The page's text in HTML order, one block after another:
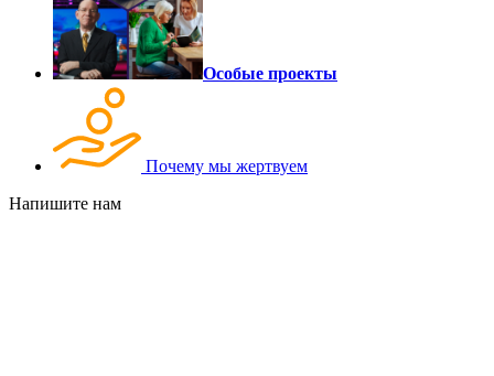
Особые проекты
Почему мы жертвуем
Напишите нам